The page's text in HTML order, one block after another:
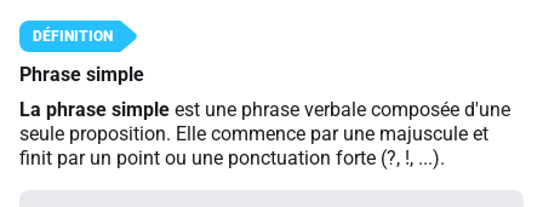
Phrase simple
La phrase simple est une phrase verbale composée d'une
seule proposition. Elle commence par une majuscule et
finit par un point ou une ponctuation forte (?, !, ...).